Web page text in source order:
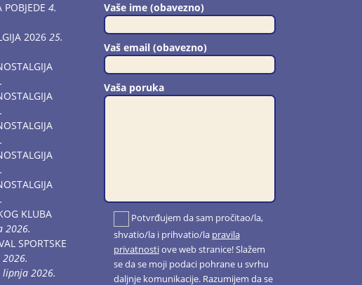
4.
2026 25.
KLUBA
2026.
SPORTSKE
lipnja 2026.
Vaše ime (obavezno)
Vaš email (obavezno)
Vaša poruka
Potvrđujem da sam pročitao/la,
shvatio/la i prihvatio/la pravila
privatnostiove web stranice! Slažem
se da se moji podaci pohrane u svrhu
daljnje komunikacije. Razumijem da se